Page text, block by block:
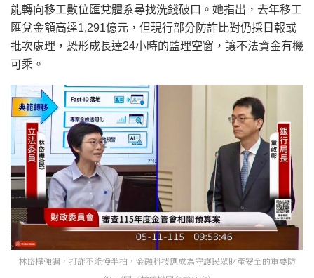
能轉向移工數位匯兌體系尋找洗錢破口。她指出，去年移工
匯兌金額高達1,291億元，但現行部分防詐比對仍採日報或
批次處理，恐形成長達24小時的監理空窗，讓不法資金有機
可乘。
林岱樺強調，打詐不能慢半拍，金融科技應成為守護民眾財產安全的重要防